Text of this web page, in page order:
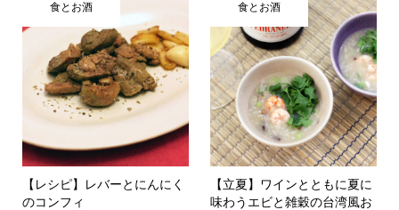
食とお酒
【レシピ】レバーとにんにく
のコンフィ
食とお酒
【立夏】ワインとともに夏に
味わうエビと雑穀の台湾風お